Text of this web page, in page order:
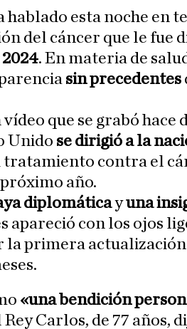
esta noche en
del cáncer que le fue
. En materia de
sin precedentes
que se grabó hace
Unido se dirigió a la
tratamiento contra el
año.
diplomáticayuna
apareció con los ojos
la primera actualización
«una bendición
Carlos, de 77 años,